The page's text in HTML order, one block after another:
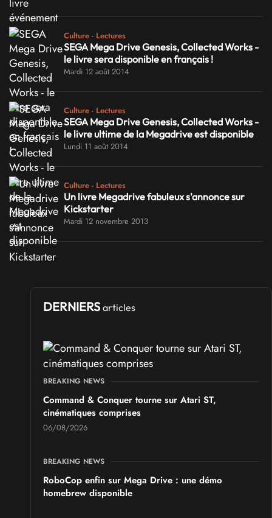
Culture - Lectures
SEGA Mega Drive Genesis, Collected Works -
le livre sera disponible en français !
Mardi 12 août 2014
Culture - Lectures
SEGA Mega Drive Genesis, Collected Works -
le livre ultime de la Megadrive est disponible
Lundi 11 août 2014
Culture - Lectures
Un livre Megadrive fabuleux s'annonce sur
Kickstarter
Mardi 12 novembre 2013
DERNIERS articles
BREAKING NEWS
Command & Conquer tourne sur Atari ST,
cinématiques comprises
06/08/2026
BREAKING NEWS
RoboCop enfin sur Mega Drive : une démo
homebrew disponible